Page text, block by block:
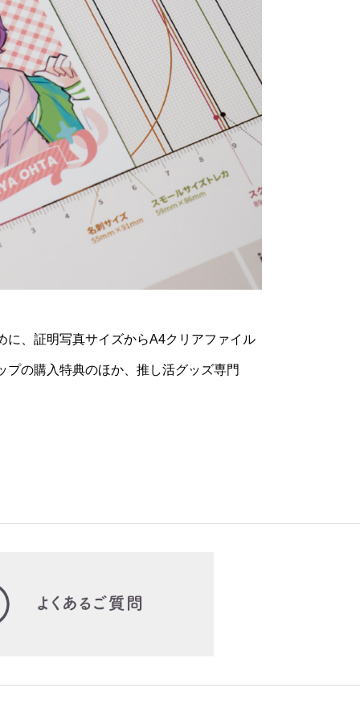
、証明写真サイズからA4クリアファイル
の購入特典のほか、推し活グッズ専門